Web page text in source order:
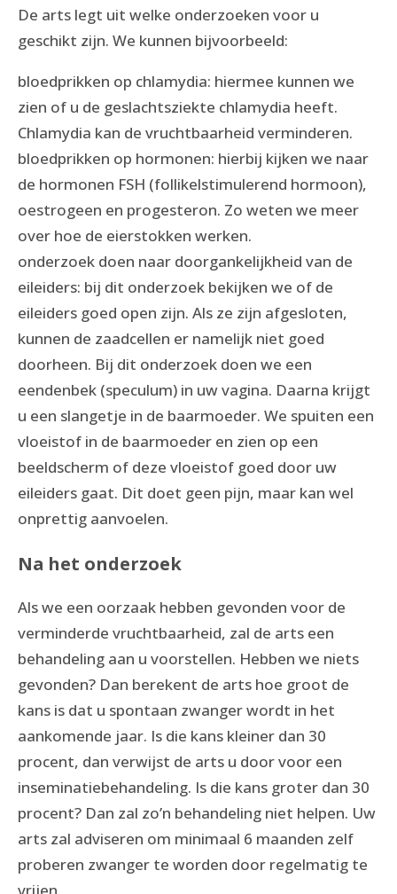
De arts legt uit welke onderzoeken voor u
geschikt zijn. We kunnen bijvoorbeeld:
bloedprikken op chlamydia: hiermee kunnen we
zien of u de geslachtsziekte chlamydia heeft.
Chlamydia kan de vruchtbaarheid verminderen.
bloedprikken op hormonen: hierbij kijken we naar
de hormonen FSH (follikelstimulerend hormoon),
oestrogeen en progesteron. Zo weten we meer
over hoe de eierstokken werken.
onderzoek doen naar doorgankelijkheid van de
eileiders: bij dit onderzoek bekijken we of de
eileiders goed open zijn. Als ze zijn afgesloten,
kunnen de zaadcellen er namelijk niet goed
doorheen. Bij dit onderzoek doen we een
eendenbek (speculum) in uw vagina. Daarna krijgt
u een slangetje in de baarmoeder. We spuiten een
vloeistof in de baarmoeder en zien op een
beeldscherm of deze vloeistof goed door uw
eileiders gaat. Dit doet geen pijn, maar kan wel
onprettig aanvoelen.
Na het onderzoek
Als we een oorzaak hebben gevonden voor de
verminderde vruchtbaarheid, zal de arts een
behandeling aan u voorstellen. Hebben we niets
gevonden? Dan berekent de arts hoe groot de
kans is dat u spontaan zwanger wordt in het
aankomende jaar. Is die kans kleiner dan 30
procent, dan verwijst de arts u door voor een
inseminatiebehandeling. Is die kans groter dan 30
procent? Dan zal zo’n behandeling niet helpen. Uw
arts zal adviseren om minimaal 6 maanden zelf
proberen zwanger te worden door regelmatig te
vrijen.